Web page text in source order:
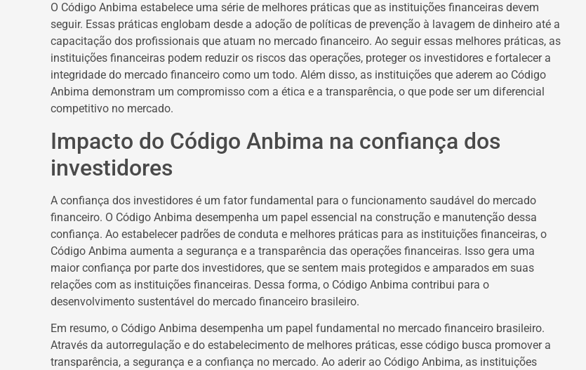
O Código Anbima estabelece uma série de melhores práticas que as instituições financeiras devem
seguir. Essas práticas englobam desde a adoção de políticas de prevenção à lavagem de dinheiro até a
capacitação dos profissionais que atuam no mercado financeiro. Ao seguir essas melhores práticas, as
instituições financeiras podem reduzir os riscos das operações, proteger os investidores e fortalecer a
integridade do mercado financeiro como um todo. Além disso, as instituições que aderem ao Código
Anbima demonstram um compromisso com a ética e a transparência, o que pode ser um diferencial
competitivo no mercado.
Impacto do Código Anbima na confiança dos
investidores
A confiança dos investidores é um fator fundamental para o funcionamento saudável do mercado
financeiro. O Código Anbima desempenha um papel essencial na construção e manutenção dessa
confiança. Ao estabelecer padrões de conduta e melhores práticas para as instituições financeiras, o
Código Anbima aumenta a segurança e a transparência das operações financeiras. Isso gera uma
maior confiança por parte dos investidores, que se sentem mais protegidos e amparados em suas
relações com as instituições financeiras. Dessa forma, o Código Anbima contribui para o
desenvolvimento sustentável do mercado financeiro brasileiro.
Em resumo, o Código Anbima desempenha um papel fundamental no mercado financeiro brasileiro.
Através da autorregulação e do estabelecimento de melhores práticas, esse código busca promover a
transparência, a segurança e a confiança no mercado. Ao aderir ao Código Anbima, as instituições